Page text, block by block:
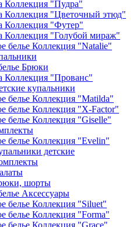
Коллекция "Пудра"
Коллекция "Цветочный этюд"
Коллекция "Футер"
Коллекция "Голубой мираж"
белье Коллекция "Natalie"
Брюки
Коллекция "Прованс"
купальники
белье Коллекция "Matilda"
белье Коллекция "X-Factor"
белье Коллекция "Giselle"
белье Коллекция "Evelin"
детские
шорты
Аксессуары
белье Коллекция "Siluet"
белье Коллекция "Forma"
белье Коллекция "Grace"